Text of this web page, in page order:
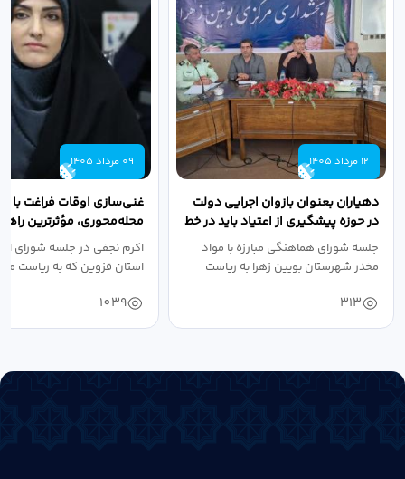
12 مرداد 1405
دهیاران بعنوان بازوان اجرایی دولت
در حوزه پیشگیری از اعتیاد باید در خط
مقدم...
جلسه شورای هماهنگی مبارزه با مواد
مخدر شهرستان بویین زهرا به ریاست
313
09 مرداد 1405
غنی‌سازی اوقات فراغت با
محله‌محوری، مؤثرترین
پیشگیری از...
اکرم نجفی در جلسه شورای
استان قزوین که به ریاست
1039